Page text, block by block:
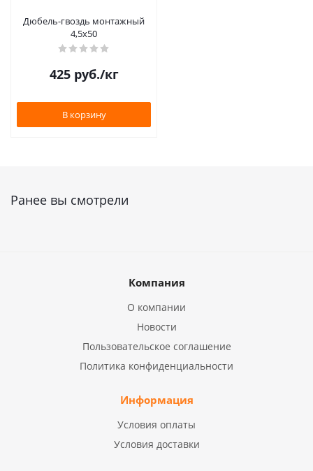
Дюбель-гвоздь монтажный
4,5х50
425руб./кг
В корзину
Ранее вы смотрели
Компания
О компании
Новости
Пользовательское соглашение
Политика конфиденциальности
Информация
Условия оплаты
Условия доставки